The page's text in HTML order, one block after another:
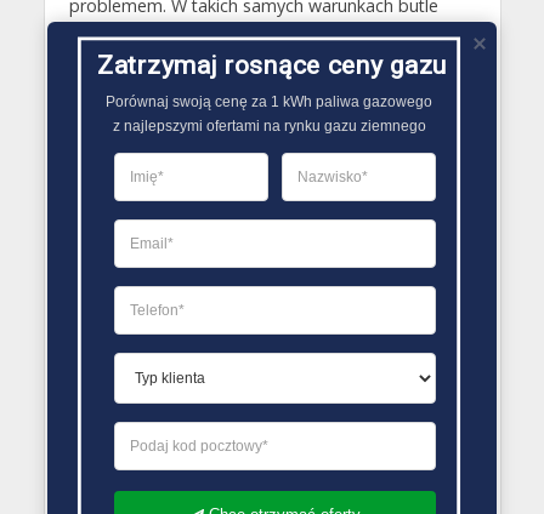
problemem. W takich samych warunkach butle
gazowe zatankowane mieszanką propanu i butanu
mogą natomiast nie zasilać urządzeń gazowych
we właściwy sposób, gdyż gaz ten nie odparowuje
już w temperaturze 0,5 stopni Celsjusza..
PORÓWNYWARKA OFERT GAZU
Zatrzymaj rosnące ceny gazu
Porównaj swoją cenę za 1 kWh paliwa gazowego
z najlepszymi ofertami na rynku gazu ziemnego